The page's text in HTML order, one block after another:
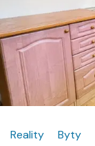
Reality Byty